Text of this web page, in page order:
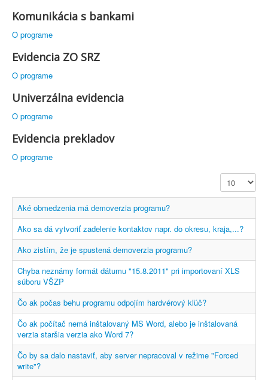
Komunikácia s bankami
O programe
Evidencia ZO SRZ
O programe
Univerzálna evidencia
O programe
Evidencia prekladov
O programe
Zobr. počet
Aké obmedzenia má demoverzia programu?
Ako sa dá vytvoriť zadelenie kontaktov napr. do okresu, kraja,...?
Ako zistím, že je spustená demoverzia programu?
Chyba neznámy formát dátumu "15.8.2011" pri importovaní XLS
súboru VŠZP
Čo ak počas behu programu odpojím hardvérový kľúč?
Čo ak počítač nemá inštalovaný MS Word, alebo je inštalovaná
verzia staršia verzia ako Word 7?
Čo by sa dalo nastaviť, aby server nepracoval v režime "Forced
write"?